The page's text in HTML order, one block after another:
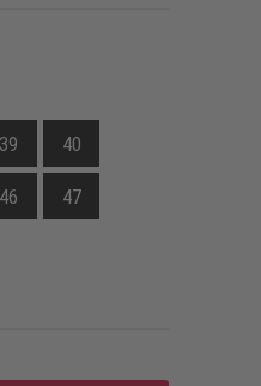
39 40
46 47